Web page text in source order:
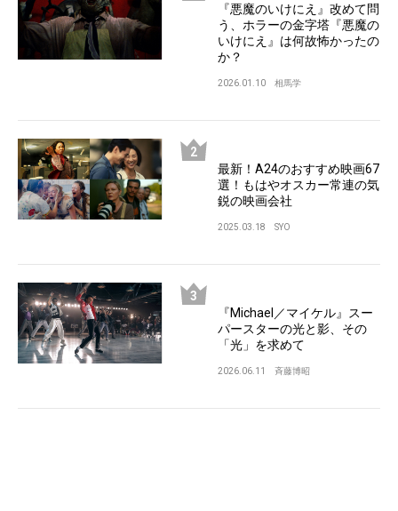
『悪魔のいけにえ』改めて問
う、ホラーの金字塔『悪魔の
いけにえ』は何故怖かったの
か？
2026.01.10 相馬学
最新！A24のおすすめ映画67
選！もはやオスカー常連の気
鋭の映画会社
2025.03.18 SYO
『Michael／マイケル』スー
パースターの光と影、その
「光」を求めて
2026.06.11 斉藤博昭